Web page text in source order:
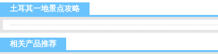
土耳其一地景点攻略
相关产品推荐